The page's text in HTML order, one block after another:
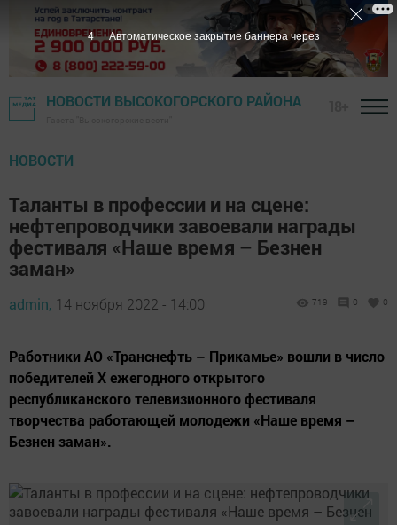
НОВОСТИ ВЫСОКОГОРСКОГО РАЙОНА
НОВОСТИ
Таланты в профессии и на сцене:
нефтепроводчики завоевали награды
фестиваля «Наше время – Безнен
заман»
admin, 14 ноября 2022 - 14:00 719 0 0
Работники АО «Транснефть – Прикамье» вошли в число
победителей X ежегодного открытого
республиканского телевизионного фестиваля
творчества работающей молодежи «Наше время –
Безнен заман».
3 Автоматическое закрытие баннера через